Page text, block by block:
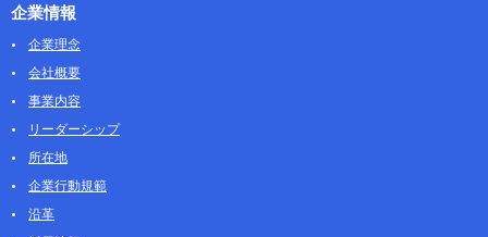
企業情報
企業理念
会社概要
事業内容
リーダーシップ
所在地
企業行動規範
沿革